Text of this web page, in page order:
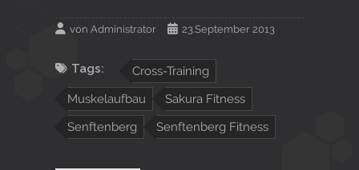
von Administrator 23.September 2013
Tags: Cross-Training
Muskelaufbau Sakura Fitness
Senftenberg Senftenberg Fitness